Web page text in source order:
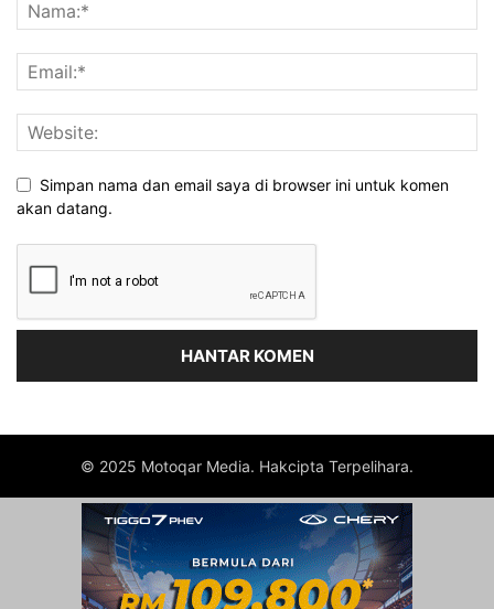
Simpan nama dan email saya di browser ini untuk komen
akan datang.
© 2025 Motoqar Media. Hakcipta Terpelihara.